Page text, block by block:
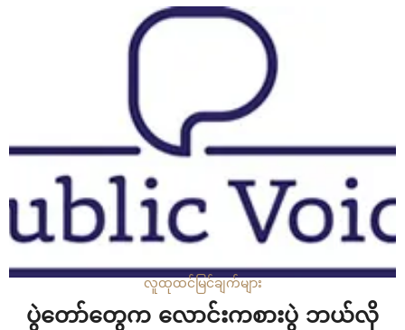
လူထုထင်မြင်ချက်များ
ပွဲတော်တွေက လောင်းကစားပွဲ ဘယ်လို